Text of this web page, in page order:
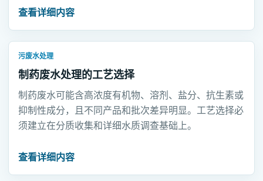
查看详细内容
污废水处理
制药废水处理的工艺选择
制药废水可能含高浓度有机物、溶剂、盐分、抗生素或
抑制性成分，且不同产品和批次差异明显。工艺选择必
须建立在分质收集和详细水质调查基础上。
查看详细内容